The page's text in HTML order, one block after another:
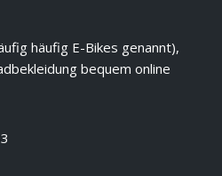
häufig E-Bikes genannt),
bequem online